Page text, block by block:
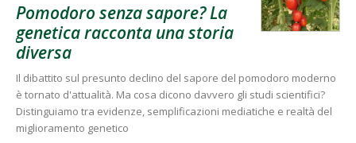
Pomodoro senza sapore? La
genetica racconta una storia
diversa
Il dibattito sul presunto declino del sapore del pomodoro moderno
è tornato d'attualità. Ma cosa dicono davvero gli studi scientifici?
Distinguiamo tra evidenze, semplificazioni mediatiche e realtà del
miglioramento genetico